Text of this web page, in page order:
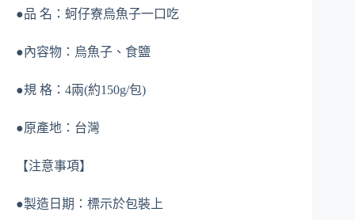
●品 名：蚵仔寮烏魚子一口吃
●內容物：烏魚子、食鹽
●規 格：4兩(約150g/包)
●原產地：台灣
【注意事項】
●製造日期：標示於包裝上